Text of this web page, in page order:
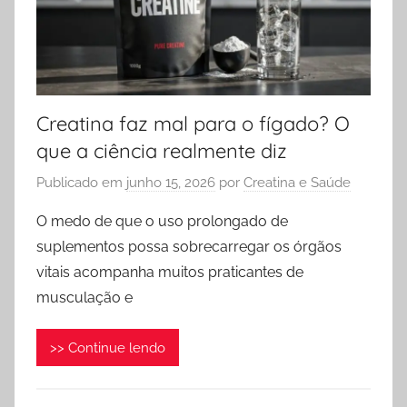
Creatina faz mal para o fígado? O
que a ciência realmente diz
Publicado em junho 15, 2026 por Creatina e Saúde
O medo de que o uso prolongado de
suplementos possa sobrecarregar os órgãos
vitais acompanha muitos praticantes de
musculação e
>> Continue lendo